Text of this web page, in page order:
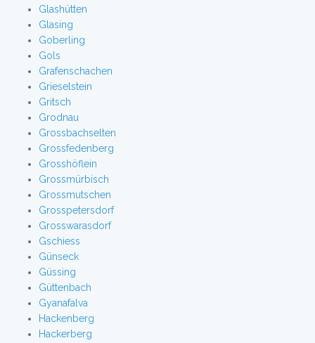
Glashütten
Glasing
Goberling
Gols
Grafenschachen
Grieselstein
Gritsch
Grodnau
Grossbachselten
Grossfedenberg
Grosshöflein
Grossmürbisch
Grossmutschen
Grosspetersdorf
Grosswarasdorf
Gschiess
Günseck
Güssing
Güttenbach
Gyanafalva
Hackenberg
Hackerberg